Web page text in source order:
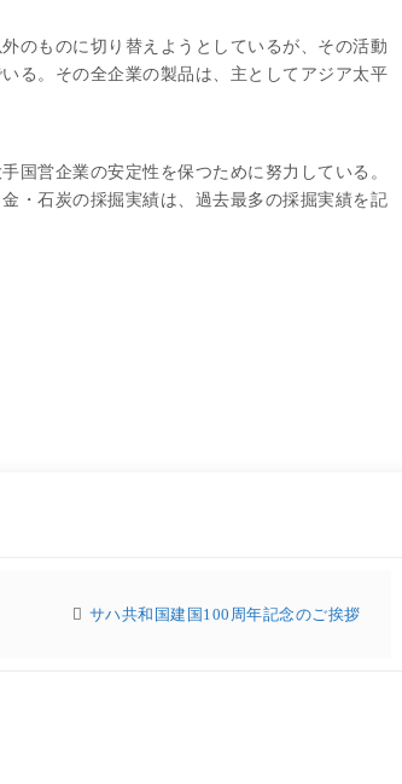
のものに切り替えようとしているが、その活動
る。その全企業の製品は、主としてアジア太平
営企業の安定性を保つために努力している。
・石炭の採掘実績は、過去最多の採掘実績を記
サハ共和国建国100周年記念のご挨拶